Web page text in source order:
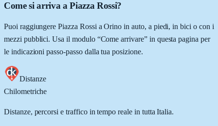
Come si arriva a Piazza Rossi?
Puoi raggiungere Piazza Rossi a Orino in auto, a piedi, in bici o con i
mezzi pubblici. Usa il modulo “Come arrivare” in questa pagina per
le indicazioni passo-passo dalla tua posizione.
Distanze
Chilometriche
Distanze, percorsi e traffico in tempo reale in tutta Italia.